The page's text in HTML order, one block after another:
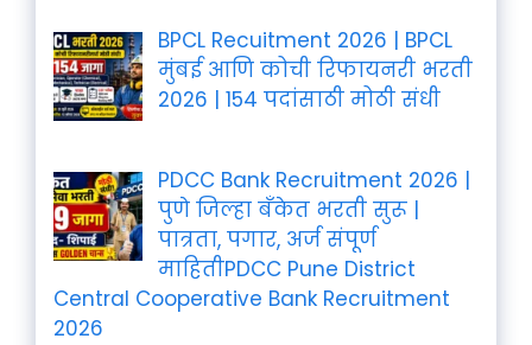
BPCL Recuitment 2026 | BPCL
मुंबई आणि कोची रिफायनरी भरती
2026 | 154 पदांसाठी मोठी संधी
PDCC Bank Recruitment 2026 |
पुणे जिल्हा बँकेत भरती सुरू |
पात्रता, पगार, अर्ज संपूर्ण
माहितीPDCC Pune District
Central Cooperative Bank Recruitment
2026